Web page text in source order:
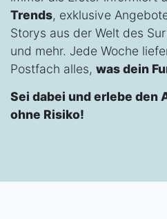
Trends, exklusive
Storys aus der Welt des
und mehr. Jede Woche
Postfach alles, was dein
Sei dabei und erlebe den
ohne Risiko!